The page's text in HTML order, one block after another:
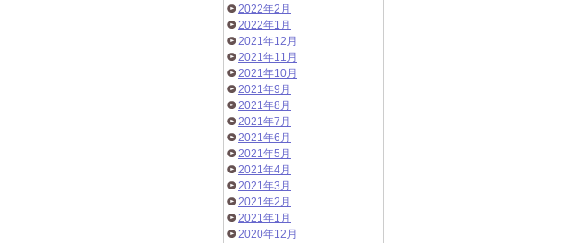
2022年2月
2022年1月
2021年12月
2021年11月
2021年10月
2021年9月
2021年8月
2021年7月
2021年6月
2021年5月
2021年4月
2021年3月
2021年2月
2021年1月
2020年12月